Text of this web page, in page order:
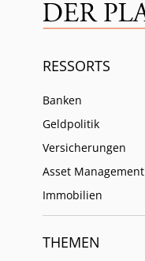
RESSORTS
Banken
Geldpolitik
Versicherungen
Asset Management
Immobilien
THEMEN